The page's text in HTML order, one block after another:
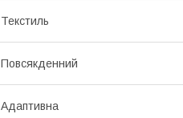
Текстиль
Повсякденний
Адаптивна